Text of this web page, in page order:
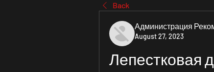
Back
Администрация
August 27, 2023
Лепестковая